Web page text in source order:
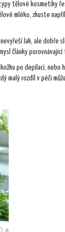
tělové kosmetiky
mléko, zkuste
lak, ale dobře
články
po depilaci,
malý rozdíl v péči